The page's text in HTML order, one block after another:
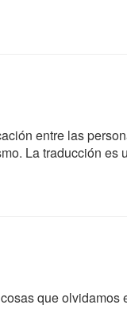
entre las
La traducción es
que olvidamos